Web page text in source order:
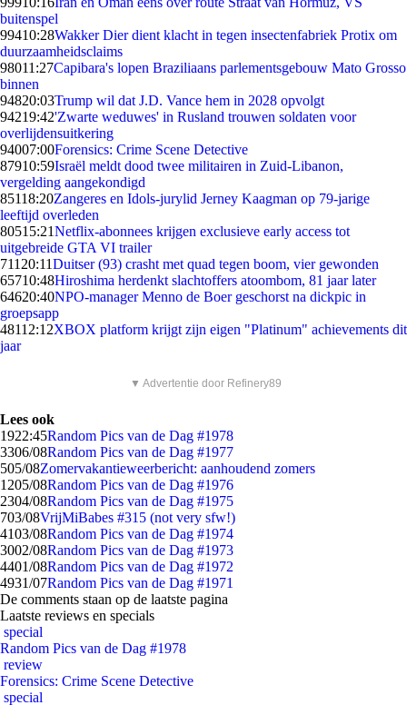
buitenspel
99410:28Wakker Dier dient klacht in tegen insectenfabriek Protix om
duurzaamheidsclaims
98011:27Capibara's lopen Braziliaans parlementsgebouw Mato Grosso
binnen
94820:03Trump wil dat J.D. Vance hem in 2028 opvolgt
94219:42'Zwarte weduwes' in Rusland trouwen soldaten voor
overlijdensuitkering
94007:00Forensics: Crime Scene Detective
87910:59Israël meldt dood twee militairen in Zuid-Libanon,
vergelding aangekondigd
85118:20Zangeres en Idols-jurylid Jerney Kaagman op 79-jarige
leeftijd overleden
80515:21Netflix-abonnees krijgen exclusieve early access tot
uitgebreide GTA VI trailer
711 20:11Duitser (93) crasht met quad tegen boom, vier gewonden
65710:48Hiroshima herdenkt slachtoffers atoombom, 81 jaar later
64620:40NPO-manager Menno de Boer geschorst na dickpic in
groepsapp
48112:12XBOX platform krijgt zijn eigen "Platinum" achievements dit
jaar
▼ Advertentie door Refinery89
Lees ook
1922:45Random Pics van de Dag #1978
3306/08Random Pics van de Dag #1977
505/08Zomervakantieweerbericht: aanhoudend zomers
1205/08Random Pics van de Dag #1976
2304/08Random Pics van de Dag #1975
703/08VrijMiBabes #315 (not very sfw!)
4103/08Random Pics van de Dag #1974
3002/08Random Pics van de Dag #1973
4401/08Random Pics van de Dag #1972
4931/07Random Pics van de Dag #1971
De comments staan op de laatste pagina
Laatste reviews en specials
special
Random Pics van de Dag #1978
review
Forensics: Crime Scene Detective
special